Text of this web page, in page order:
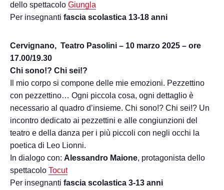
dello spettacolo Giungla
Per insegnanti fascia scolastica 13-18 anni
Cervignano, Teatro Pasolini – 10 marzo 2025 – ore
17.00/19.30
Chi sono!? Chi sei!?
Il mio corpo si compone delle mie emozioni. Pezzettino
con pezzettino… Ogni piccola cosa, ogni dettaglio è
necessario al quadro d’insieme. Chi sono!? Chi sei!? Un
incontro dedicato ai pezzettini e alle congiunzioni del
teatro e della danza per i più piccoli con negli occhi la
poetica di Leo Lionni.
In dialogo con: Alessandro Maione, protagonista dello
spettacolo Tocut
Per insegnanti fascia scolastica 3-13 anni